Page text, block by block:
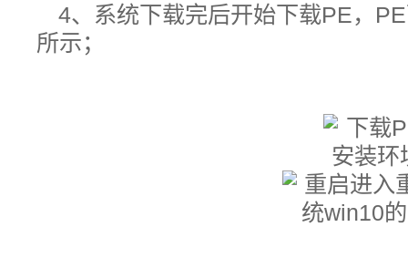
4、系统下载完后开始下载PE，
所示；